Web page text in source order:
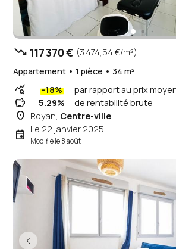
trending_down 117 370 € (3 474,54 €/m²)
Appartement • 1 pièce • 34 m²
query_stats -18% par rapport au prix
savings 5.29% de rentabilité brute
place Royan, Centre-ville
event Le 22 janvier 2025
Modifié le 8 août